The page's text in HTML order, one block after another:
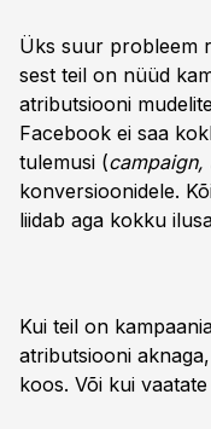
Üks suur probleem
sest teil on nüüd
atributsiooni
Facebook ei saa
tulemusi (campaign,
konversioonidele.
liidab aga kokku
Kui teil on
atributsiooni
koos. Või kui vaatate